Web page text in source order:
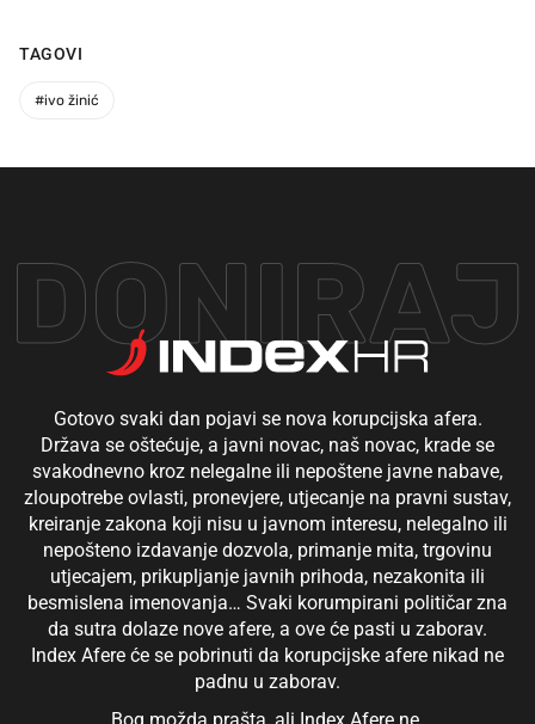
TAGOVI
#ivo žinić
DONIRAJ
Gotovo svaki dan pojavi se nova korupcijska afera.
Država se oštećuje, a javni novac, naš novac, krade se
svakodnevno kroz nelegalne ili nepoštene javne nabave,
zloupotrebe ovlasti, pronevjere, utjecanje na pravni sustav,
kreiranje zakona koji nisu u javnom interesu, nelegalno ili
nepošteno izdavanje dozvola, primanje mita, trgovinu
utjecajem, prikupljanje javnih prihoda, nezakonita ili
besmislena imenovanja… Svaki korumpirani političar zna
da sutra dolaze nove afere, a ove će pasti u zaborav.
Index Afere će se pobrinuti da korupcijske afere nikad ne
padnu u zaborav.